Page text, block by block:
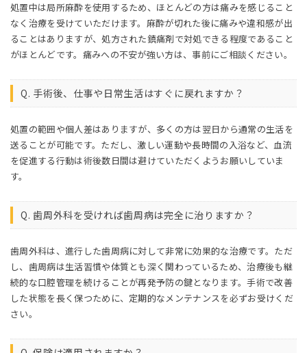
処置中は局所麻酔を使用するため、ほとんどの方は痛みを感じること
なく治療を受けていただけます。麻酔が切れた後に痛みや違和感が出
ることはありますが、処方された鎮痛剤で対処できる程度であること
がほとんどです。痛みへの不安が強い方は、事前にご相談ください。
Q. 手術後、仕事や日常生活はすぐに戻れますか？
処置の範囲や個人差はありますが、多くの方は翌日から通常の生活を
送ることが可能です。ただし、激しい運動や長時間の入浴など、血流
を促進する行動は術後数日間は避けていただくようお願いしていま
す。
Q. 歯周外科を受ければ歯周病は完全に治りますか？
歯周外科は、進行した歯周病に対して非常に効果的な治療です。ただ
し、歯周病は生活習慣や体質とも深く関わっているため、治療後も継
続的な口腔管理を続けることが再発予防の鍵となります。手術で改善
した状態を長く保つために、定期的なメンテナンスを必ずお受けくだ
さい。